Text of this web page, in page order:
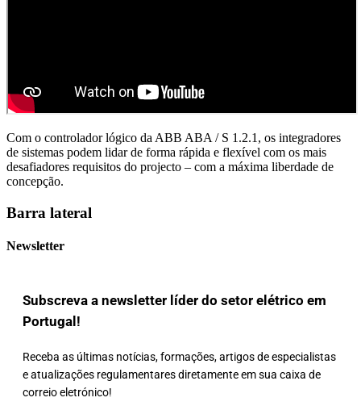
Com o controlador lógico da ABB ABA / S 1.2.1, os integradores
de sistemas podem lidar de forma rápida e flexível com os mais
desafiadores requisitos do projecto – com a máxima liberdade de
concepção.
Barra lateral
Newsletter
Subscreva a newsletter líder do setor elétrico em
Portugal!
Receba as últimas notícias, formações, artigos de especialistas
e atualizações regulamentares diretamente em sua caixa de
correio eletrónico!